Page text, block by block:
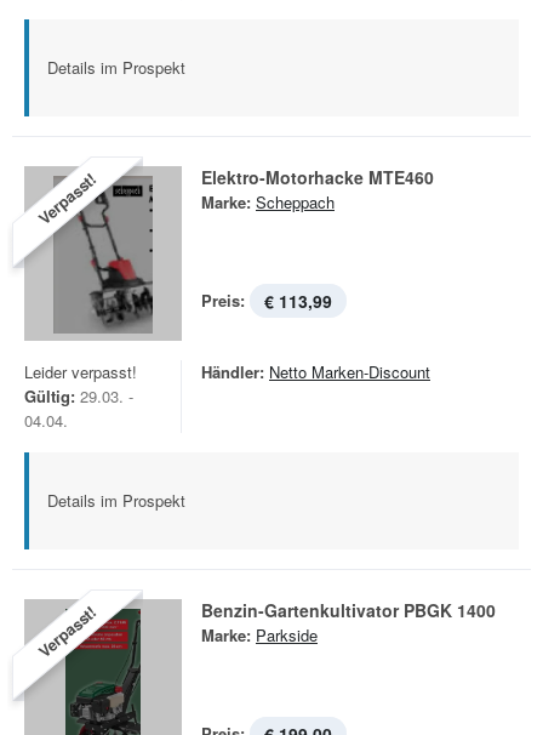
Details im Prospekt
Verpasst! Elektro-Motorhacke MTE460
Marke: Scheppach
Preis: € 113,99
Leider verpasst!
Gültig: 29.03. -
04.04.
Händler: Netto Marken-Discount
Details im Prospekt
Verpasst! Benzin-Gartenkultivator PBGK 1400
Marke: Parkside